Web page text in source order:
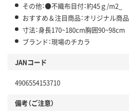
その他：●不織布目付：約45ｇ/m2_
おすすめ＆注目商品：オリジナル商品
寸法：身長170~180cm胸囲90~98cm
ブランド：現場のチカラ
JANコード
4906554153710
備考（ご注意）